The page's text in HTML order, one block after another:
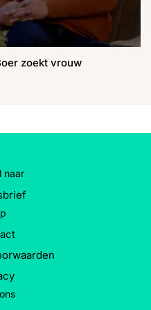
zoekt vrouw
naar